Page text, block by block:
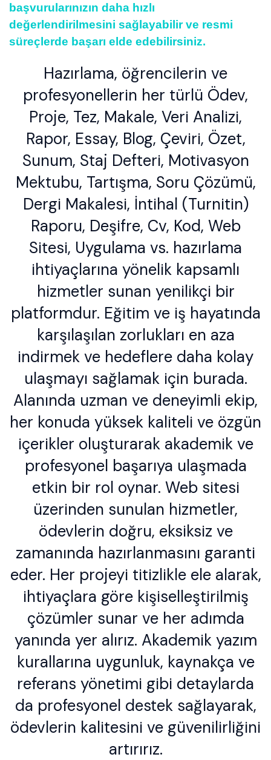
başvurularınızın daha hızlı
değerlendirilmesini sağlayabilir ve resmi
süreçlerde başarı elde edebilirsiniz.
Hazırlama, öğrencilerin ve
profesyonellerin her türlü Ödev,
Proje, Tez, Makale, Veri Analizi,
Rapor, Essay, Blog, Çeviri, Özet,
Sunum, Staj Defteri, Motivasyon
Mektubu, Tartışma, Soru Çözümü,
Dergi Makalesi, İntihal (Turnitin)
Raporu, Deşifre, Cv, Kod, Web
Sitesi, Uygulama vs. hazırlama
ihtiyaçlarına yönelik kapsamlı
hizmetler sunan yenilikçi bir
platformdur. Eğitim ve iş hayatında
karşılaşılan zorlukları en aza
indirmek ve hedeflere daha kolay
ulaşmayı sağlamak için burada.
Alanında uzman ve deneyimli ekip,
her konuda yüksek kaliteli ve özgün
içerikler oluşturarak akademik ve
profesyonel başarıya ulaşmada
etkin bir rol oynar. Web sitesi
üzerinden sunulan hizmetler,
ödevlerin doğru, eksiksiz ve
zamanında hazırlanmasını garanti
eder. Her projeyi titizlikle ele alarak,
ihtiyaçlara göre kişiselleştirilmiş
çözümler sunar ve her adımda
yanında yer alırız. Akademik yazım
kurallarına uygunluk, kaynakça ve
referans yönetimi gibi detaylarda
da profesyonel destek sağlayarak,
ödevlerin kalitesini ve güvenilirliğini
artırırız.